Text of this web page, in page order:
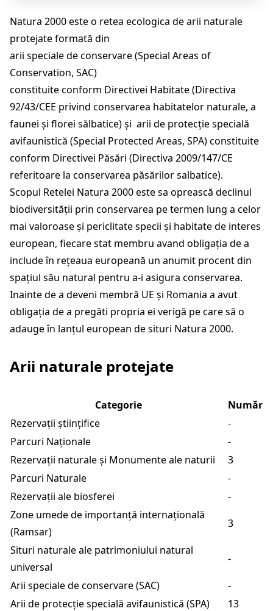
Natura 2000 este o retea ecologica de arii naturale
protejate formată din
arii speciale de conservare (Special Areas of
Conservation, SAC)
constituite conform Directivei Habitate (Directiva
92/43/CEE privind conservarea habitatelor naturale, a
faunei şi florei sălbatice) și arii de protecție specială
avifaunistică (Special Protected Areas, SPA) constituite
conform Directivei Păsări (Directiva 2009/147/CE
referitoare la conservarea păsărilor salbatice).
Scopul Retelei Natura 2000 este sa oprească declinul
biodiversității prin conservarea pe termen lung a celor
mai valoroase și periclitate specii și habitate de interes
european, fiecare stat membru avand obligația de a
include în rețeaua europeană un anumit procent din
spațiul său natural pentru a-i asigura conservarea.
Inainte de a deveni membră UE și Romania a avut
obligația de a pregăti propria ei verigă pe care să o
adauge în lanțul european de situri Natura 2000.
Arii naturale protejate
Categorie
Număr
Rezervații științifice
-
Parcuri Naționale
-
Rezervații naturale și Monumente ale naturii
3
Parcuri Naturale
-
Rezervații ale biosferei
-
Zone umede de importanță internațională
(Ramsar)
3
Situri naturale ale patrimoniului natural
universal
-
Arii speciale de conservare (SAC)
-
Arii de protecție specială avifaunistică (SPA)
13